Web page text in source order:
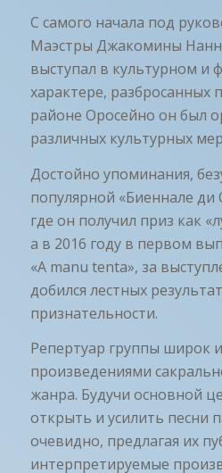
С самого начала под
Маэстры Джакомины
выступал в культурном и
характере, разбросанных
районе Оросейно он был
различных культурных
Достойно упоминания,
популярной «Биеннале ди
где он получил приз как
а в 2016 году в первом
«A manu tenta», за
добился лестных
признательности.
Репертуар группы широк
произведениями
жанра. Будучи основной
открыть и усилить песни
очевидно, предлагая их
интерпретируемые